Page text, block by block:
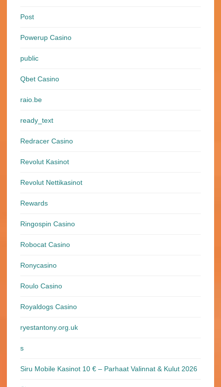
Post
Powerup Casino
public
Qbet Casino
raio.be
ready_text
Redracer Casino
Revolut Kasinot
Revolut Nettikasinot
Rewards
Ringospin Casino
Robocat Casino
Ronycasino
Roulo Casino
Royaldogs Casino
ryestantony.org.uk
s
Siru Mobile Kasinot 10 € – Parhaat Valinnat & Kulut 2026